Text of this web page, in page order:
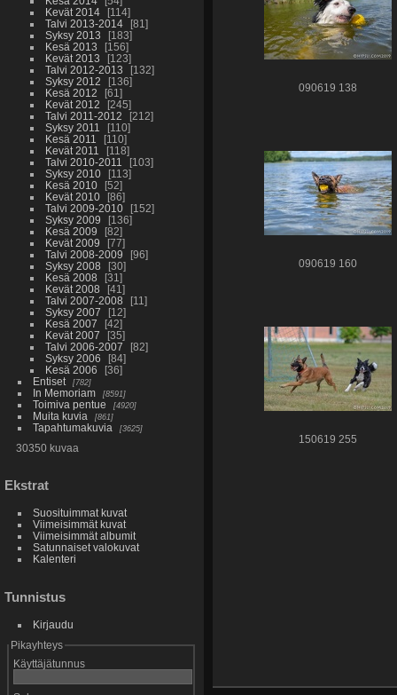
Kevät 2014
114
Talvi 2013-2014
81
Syksy 2013
183
Kesä 2013
156
Kevät 2013
123
Talvi 2012-2013
132
Syksy 2012
136
Kesä 2012
61
Kevät 2012
245
Talvi 2011-2012
212
Syksy 2011
110
Kesä 2011
110
Kevät 2011
118
Talvi 2010-2011
103
Syksy 2010
113
Kesä 2010
52
Kevät 2010
86
Talvi 2009-2010
152
Syksy 2009
136
Kesä 2009
82
Kevät 2009
77
Talvi 2008-2009
96
Syksy 2008
30
Kesä 2008
31
Kevät 2008
41
Talvi 2007-2008
11
Syksy 2007
12
Kesä 2007
42
Kevät 2007
35
Talvi 2006-2007
82
Syksy 2006
84
Kesä 2006
36
Entiset
782
In Memoriam 8591
Toimiva pentue 4920
Muita kuvia 861
Tapahtumakuvia 3625
30350 kuvaa
Ekstrat
Suosituimmat kuvat
Viimeisimmät kuvat
Viimeisimmät albumit
Satunnaiset valokuvat
Kalenteri
Tunnistus
Kirjaudu
Pikayhteys
Käyttäjätunnus
090619 138
090619 160
150619 255